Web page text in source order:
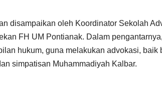
disampaikan oleh Koordinator Sekolah
FH UM Pontianak. Dalam
hukum, guna melakukan advokasi, baik
simpatisan Muhammadiyah Kalbar.